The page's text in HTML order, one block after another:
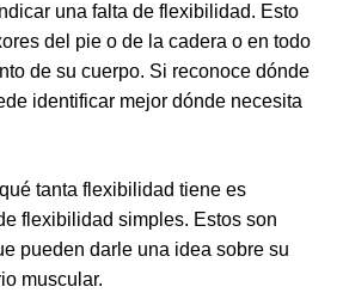
una falta de flexibilidad. Esto
del pie o de la cadera o en todo
de su cuerpo. Si reconoce dónde
identificar mejor dónde necesita
tanta flexibilidad tiene es
flexibilidad simples. Estos son
pueden darle una idea sobre su
muscular.